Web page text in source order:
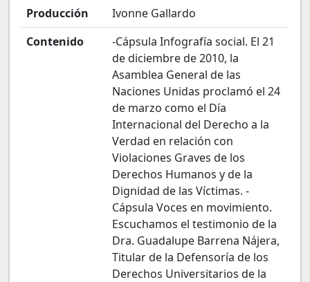
Producción
Ivonne Gallardo
Contenido
-Cápsula Infografía social. El 21
de diciembre de 2010, la
Asamblea General de las
Naciones Unidas proclamó el 24
de marzo como el Día
Internacional del Derecho a la
Verdad en relación con
Violaciones Graves de los
Derechos Humanos y de la
Dignidad de las Víctimas. -
Cápsula Voces en movimiento.
Escuchamos el testimonio de la
Dra. Guadalupe Barrena Nájera,
Titular de la Defensoría de los
Derechos Universitarios de la